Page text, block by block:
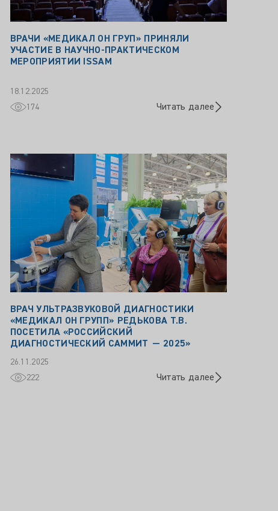
ВРАЧИ «МЕДИКАЛ ОН ГРУП» ПРИНЯЛИ
УЧАСТИЕ В НАУЧНО‑ПРАКТИЧЕСКОМ
МЕРОПРИЯТИИ ISSAM
18.12.2025
174
Читать далее
ВРАЧ УЛЬТРАЗВУКОВОЙ ДИАГНОСТИКИ
«МЕДИКАЛ ОН ГРУПП» РЕДЬКОВА Т.В.
ПОСЕТИЛА «РОССИЙСКИЙ
ДИАГНОСТИЧЕСКИЙ САММИТ — 2025»
26.11.2025
222
Читать далее